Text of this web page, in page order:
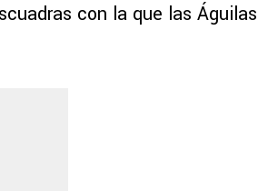
con la que las Águilas